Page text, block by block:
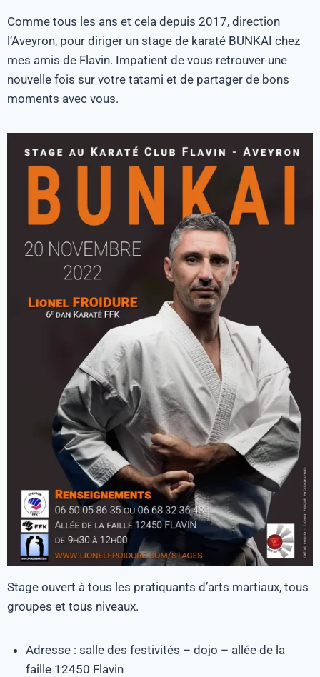
Comme tous les ans et cela depuis 2017, direction
l’Aveyron, pour diriger un stage de karaté BUNKAI chez
mes amis de Flavin. Impatient de vous retrouver une
nouvelle fois sur votre tatami et de partager de bons
moments avec vous.
Stage ouvert à tous les pratiquants d’arts martiaux, tous
groupes et tous niveaux.
Adresse : salle des festivités – dojo – allée de la
faille 12450 Flavin